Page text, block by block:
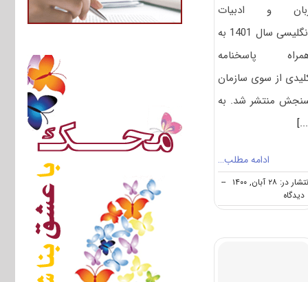
و ادبیات
انگلیسی سال 1401 به
پاسخنامه
از سوی سازمان
منتشر شد. به
ادامه مطلب…
در: ۲۸ آبان, ۱۴۰۰
--
on
دانلود